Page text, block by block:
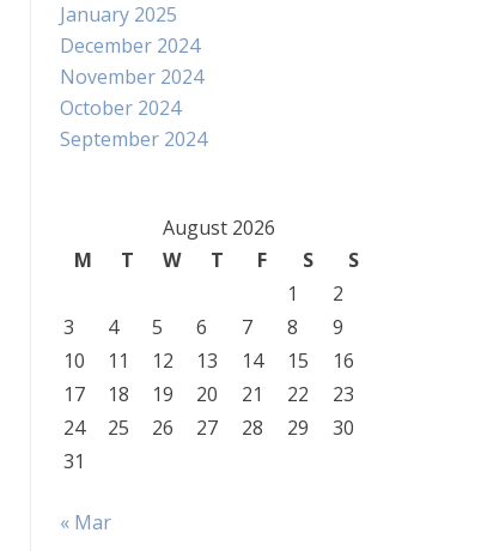
January 2025
December 2024
November 2024
October 2024
September 2024
August 2026
M
T W T F S
S
1
2
3
4 5 6 7 8
9
10
11 12 13 14 15
16
17
18 19 20 21 22
23
24
25 26 27 28 29
30
31
« Mar